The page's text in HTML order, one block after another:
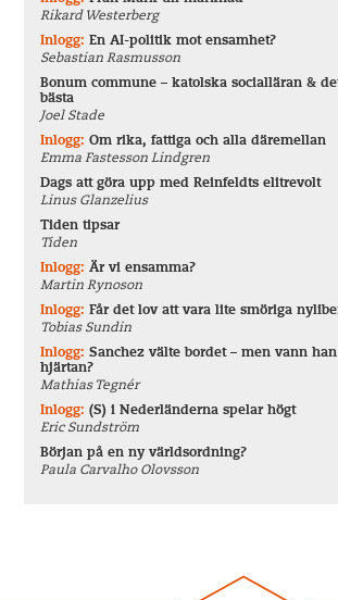
Rikard Westerberg
Inlogg:En AI-politik mot ensamhet?
Sebastian Rasmusson
Bonum commune – katolska socialläran &
bästa
Joel Stade
Inlogg:Om rika, fattiga och alla däremellan
Emma Fastesson Lindgren
Dags att göra upp med Reinfeldts elitrevolt
Linus Glanzelius
Tiden tipsar
Tiden
Inlogg:Är vi ensamma?
Martin Rynoson
Inlogg:Får det lov att vara lite smöriga
Tobias Sundin
Inlogg:Sanchez välte bordet – men vann
hjärtan?
Mathias Tegnér
Inlogg:(S) i Nederländerna spelar högt
Eric Sundström
Början på en ny världsordning?
Paula Carvalho Olovsson